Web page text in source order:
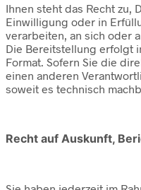
Ihnen steht das Recht zu,
Einwilligung oder in
verarbeiten, an sich oder
Die Bereitstellung erfolgt
Format. Sofern Sie die
einen anderen
soweit es technisch
Recht auf Auskunft,